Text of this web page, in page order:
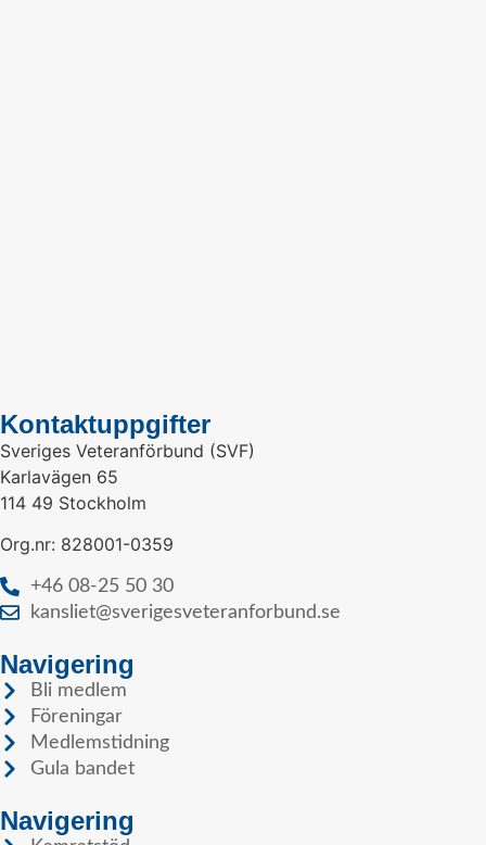
Kontaktuppgifter
Sveriges Veteranförbund (SVF)
Karlavägen 65
114 49 Stockholm
Org.nr: 828001-0359
+46 08-25 50 30
kansliet@sverigesveteranforbund.se
Navigering
Bli medlem
Föreningar
Medlemstidning
Gula bandet
Navigering